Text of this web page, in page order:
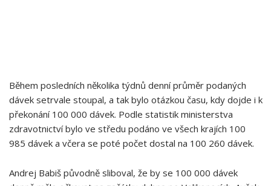
Během posledních několika týdnů denní průměr podaných
dávek setrvale stoupal, a tak bylo otázkou času, kdy dojde i k
překonání 100 000 dávek. Podle statistik ministerstva
zdravotnictví bylo ve středu podáno ve všech krajích 100
985 dávek a včera se poté počet dostal na 100 260 dávek.
Andrej Babiš původně sliboval, že by se 100 000 dávek